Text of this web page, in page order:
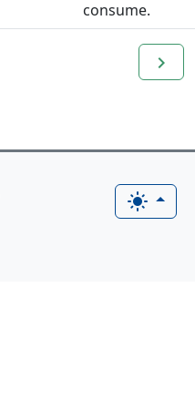
consume.
navigate_next
light_mode